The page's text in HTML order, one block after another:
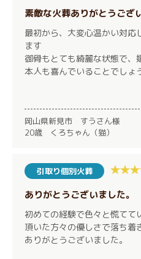
素敵な火葬ありがとうござ
最初から、大変心温かい対応
ます
御骨もとても綺麗な状態で、
本人も喜んでいることでしょ
岡山県新見市 すうさん様
20歳 くろちゃん（猫）
引取り個別火葬
ありがとうございました。
初めての経験で色々と慌てて
頂いた方々の優しさで落ち着
ありがとうございました。